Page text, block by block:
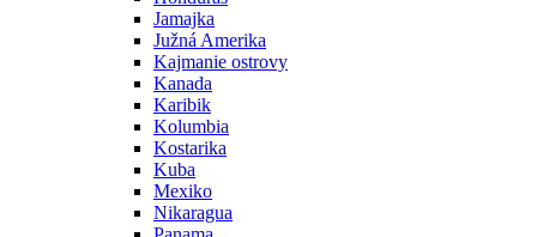
Jamajka
Južná Amerika
Kajmanie ostrovy
Kanada
Karibik
Kolumbia
Kostarika
Kuba
Mexiko
Nikaragua